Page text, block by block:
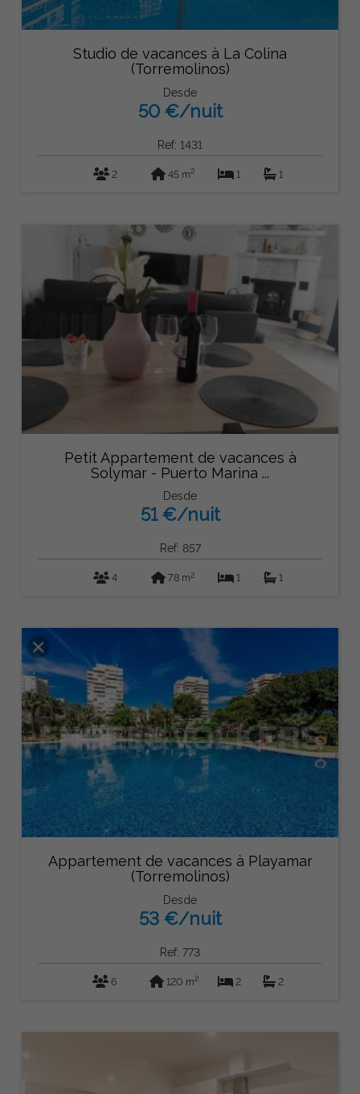
Studio de vacances à La Colina
(Torremolinos)
Desde
50 €/nuit
Ref: 1431
2 45 m2 1 1
Petit Appartement de vacances à
Solymar - Puerto Marina ...
Desde
51 €/nuit
Ref: 857
4 78 m2 1 1
Appartement de vacances à Playamar
(Torremolinos)
Desde
53 €/nuit
Ref: 773
6 120 m2 2 2